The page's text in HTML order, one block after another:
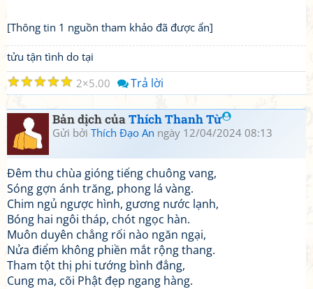
[Thông tin 1 nguồn tham khảo đã được ẩn]
tửu tận tình do tại
☆
☆
☆
☆
☆ 2 5.00 Trả lời
Bản dịch củaThích Thanh Từ
Gửi bởi Thích Đạo An ngày 12/04/2024 08:13
Đêm thu chùa gióng tiếng chuông vang,
Sóng gợn ánh trăng, phong lá vàng.
Chim ngủ ngược hình, gương nước lạnh,
Bóng hai ngôi tháp, chót ngọc hàn.
Muôn duyên chẳng rối nào ngăn ngại,
Nửa điểm không phiền mắt rộng thang.
Tham tột thị phi tướng bình đẳng,
Cung ma, cõi Phật đẹp ngang hàng.